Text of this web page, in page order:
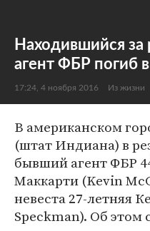
Находившийся
агент ФБР погиб
17:24, 4 ноября 2016 Из жизни
В американском
(штат Индиана) в
бывший агент ФБР
Маккарти (Kevin
невеста 27-летняя
Speckman). Об этом